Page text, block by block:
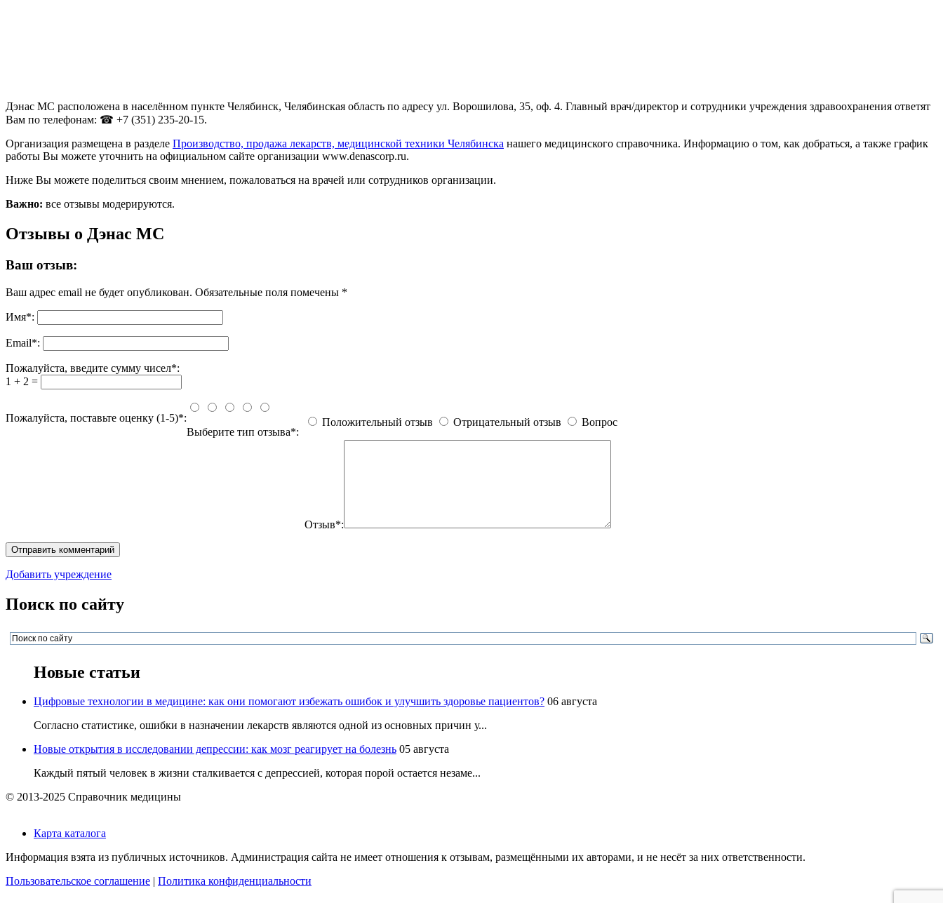
Дэнас МС расположена в населённом пункте Челябинск, Челябинская область по адресу ул. Ворошилова, 35, оф. 4. Главный врач/директор и сотрудники учреждения здравоохранения ответят
Вам по телефонам: ☎ +7 (351) 235-20-15.
Организация размещена в разделе Производство, продажа лекарств, медицинской техники Челябинска нашего медицинского справочника. Информацию о том, как добраться, а также график
работы Вы можете уточнить на официальном сайте организации www.denascorp.ru.
Ниже Вы можете поделиться своим мнением, пожаловаться на врачей или сотрудников организации.
Важно: все отзывы модерируются.
Отзывы о Дэнас МС
Ваш отзыв:
Ваш адрес email не будет опубликован. Обязательные поля помечены *
Имя*:
Email*:
Пожалуйста, введите сумму чисел*:
1 + 2 =
Пожалуйста, поставьте оценку (1-5)*:
Выберите тип отзыва*:
Положительный отзыв Отрицательный отзыв Вопрос
Отзыв*:
Добавить учреждение
Поиск по сайту
Новые статьи
Цифровые технологии в медицине: как они помогают избежать ошибок и улучшить здоровье пациентов? 06 августа
Согласно статистике, ошибки в назначении лекарств являются одной из основных причин у...
Новые открытия в исследовании депрессии: как мозг реагирует на болезнь 05 августа
Каждый пятый человек в жизни сталкивается с депрессией, которая порой остается незаме...
© 2013-2025 Справочник медицины
Карта каталога
Информация взята из публичных источников. Администрация сайта не имеет отношения к отзывам, размещёнными их авторами, и не несёт за них ответственности.
Пользовательское соглашение
Политика конфиденциальности